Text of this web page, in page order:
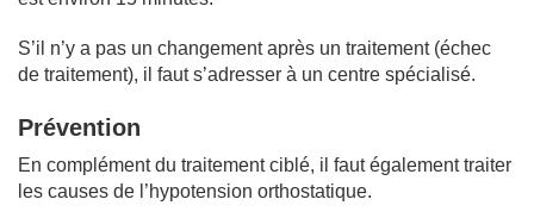
S’il n’y a pas un changement après un traitement (échec
de traitement), il faut s’adresser à un centre spécialisé.
Prévention
En complément du traitement ciblé, il faut également traiter
les causes de l’hypotension orthostatique.